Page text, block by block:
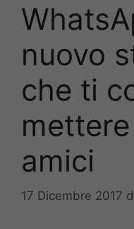
nuovo
che ti
amici
17 Dicembre 2017